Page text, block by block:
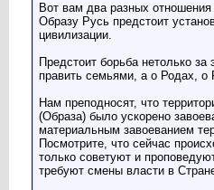
Вот вам два разных
Образу Русь предстоит
цивилизации.
Предстоит борьба нетолько
править семьями, а о Родах, о
Нам преподносят, что
(Образа) было ускорено
материальным завоеванием
Посмотрите, что сейчас
только советуют и
требуют смены власти в